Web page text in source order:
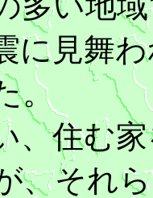
に見舞
。
、住む
、それ